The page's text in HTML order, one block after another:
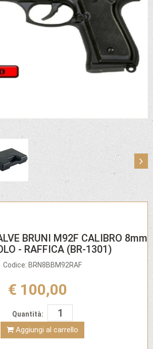
BRUNI M92F CALIBRO 8mm
- RAFFICA (BR-1301)
Codice: BRN8BBM92RAF
€ 100,00
Quantità:
Aggiungi al carrello